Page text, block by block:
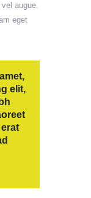
augue.
eget
elit,